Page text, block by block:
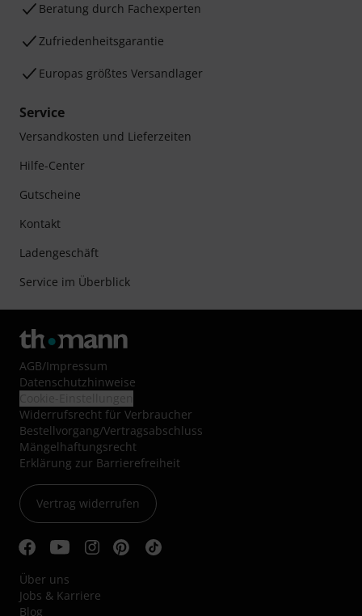
Beratung durch Fachexperten
Zufriedenheitsgarantie
Europas größtes Versandlager
Service
Versandkosten und Lieferzeiten
Hilfe-Center
Gutscheine
Kontakt
Ladengeschäft
Service im Überblick
AGB/Impressum
Datenschutzhinweise
Widerrufsrecht für Verbraucher
Bestellvorgang/Vertragsabschluss
Mängelhaftungsrecht
Erklärung zur Barrierefreiheit
Vertrag widerrufen
Über uns
Jobs & Karriere
Blog